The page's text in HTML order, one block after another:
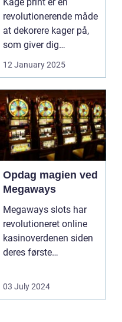
revolutionerende måde
at dekorere kager på,
som giver dig
mulighed for ...
12 January 2025
Opdag magien ved
Megaways
Megaways slots har
revolutioneret online
kasinoverdenen siden
deres første
spillea...
03 July 2024